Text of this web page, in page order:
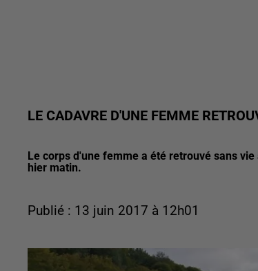
LE CADAVRE D'UNE FEMME
Le corps d'une femme a été retrouvé sans
hier matin.
Publié : 13 juin 2017 à 12h01